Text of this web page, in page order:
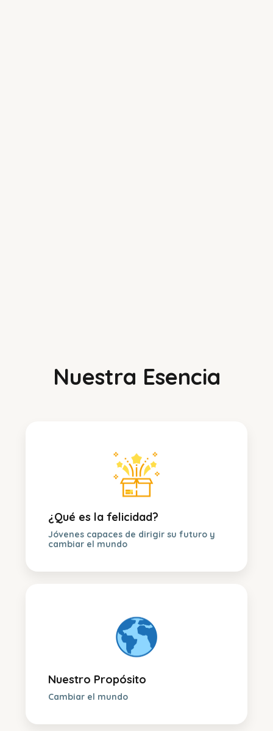
Nuestra Esencia
¿Qué es la felicidad?
Jóvenes capaces de dirigir su futuro y
cambiar el mundo
Nuestro Propósito
Cambiar el mundo